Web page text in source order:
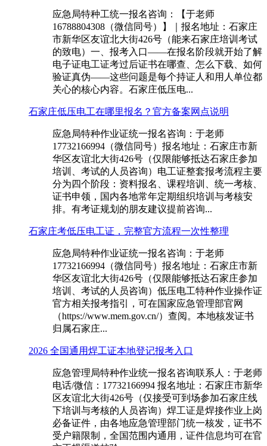
应急局特种工统一报名咨询：【于老师
16788804308（微信同号）】｜报名地址：石家庄
市新华区友谊北大街426号（能来石家庄培训考试
的致电）一、报考入口——在报名阶段就开始了解
电子证电工证考过后证书在哪查、怎么下载、如何
验证真伪——这些问题是每个持证人和用人单位都
关心的核心内容。石家庄低压电...
石家庄低压电工在哪里报名？官方备案网点说明
应急局特种作业证统一报名咨询：于老师
17732166994（微信同号）报名地址：石家庄市新
华区友谊北大街426号（仅限能够抵达石家庄参加
培训、考试的人员咨询）电工证整套报考流程主要
分为四个阶段：资料报名、课程培训、统一考核、
证书申领，国内各地常年定期组织培训与考核安
排。有考证规划的朋友建议提前咨询...
石家庄考低压电工证，完整官方流程一次性整理
应急局特种作业证统一报名咨询：于老师
17732166994（微信同号）报名地址：石家庄市新
华区友谊北大街426号（仅限能够抵达石家庄参加
培训、考试的人员咨询）低压电工特种作业操作证
官方相关报考指引，可在国家应急管理部官网
（https://www.mem.gov.cn/）查阅。本地核发证书
归属石家庄...
2026 全国通用焊工证本地登记报考入口
应急管理局特种作业统一报名咨询联系人：于老师
电话/微信：17732166994 报名地址：石家庄市新华
区友谊北大街426号（仅接受可到场参加石家庄线
下培训与考核的人员咨询）焊工证是焊接作业上岗
必备证件，由各地应急管理部门统一核发，证书不
受户籍限制，全国范围内通用，证件信息均可在官